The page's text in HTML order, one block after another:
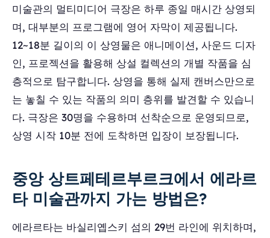
미술관의 멀티미디어 극장은 하루 종일 매시간 상영되
며, 대부분의 프로그램에 영어 자막이 제공됩니다.
12~18분 길이의 이 상영물은 애니메이션, 사운드 디자
인, 프로젝션을 활용해 상설 컬렉션의 개별 작품을 심
층적으로 탐구합니다. 상영을 통해 실제 캔버스만으로
는 놓칠 수 있는 작품의 의미 층위를 발견할 수 있습니
다. 극장은 30명을 수용하며 선착순으로 운영되므로,
상영 시작 10분 전에 도착하면 입장이 보장됩니다.
중앙 상트페테르부르크에서 에라르
타 미술관까지 가는 방법은?
에라르타는 바실리옙스키 섬의 29번 라인에 위치하며,